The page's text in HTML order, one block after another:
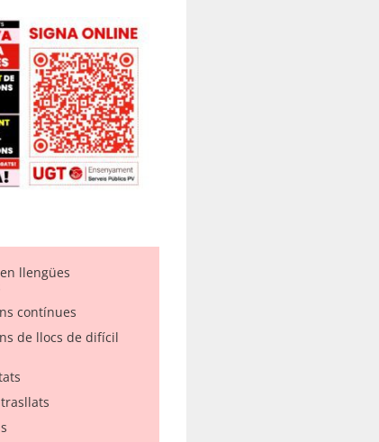
llengües
contínues
de llocs de difícil